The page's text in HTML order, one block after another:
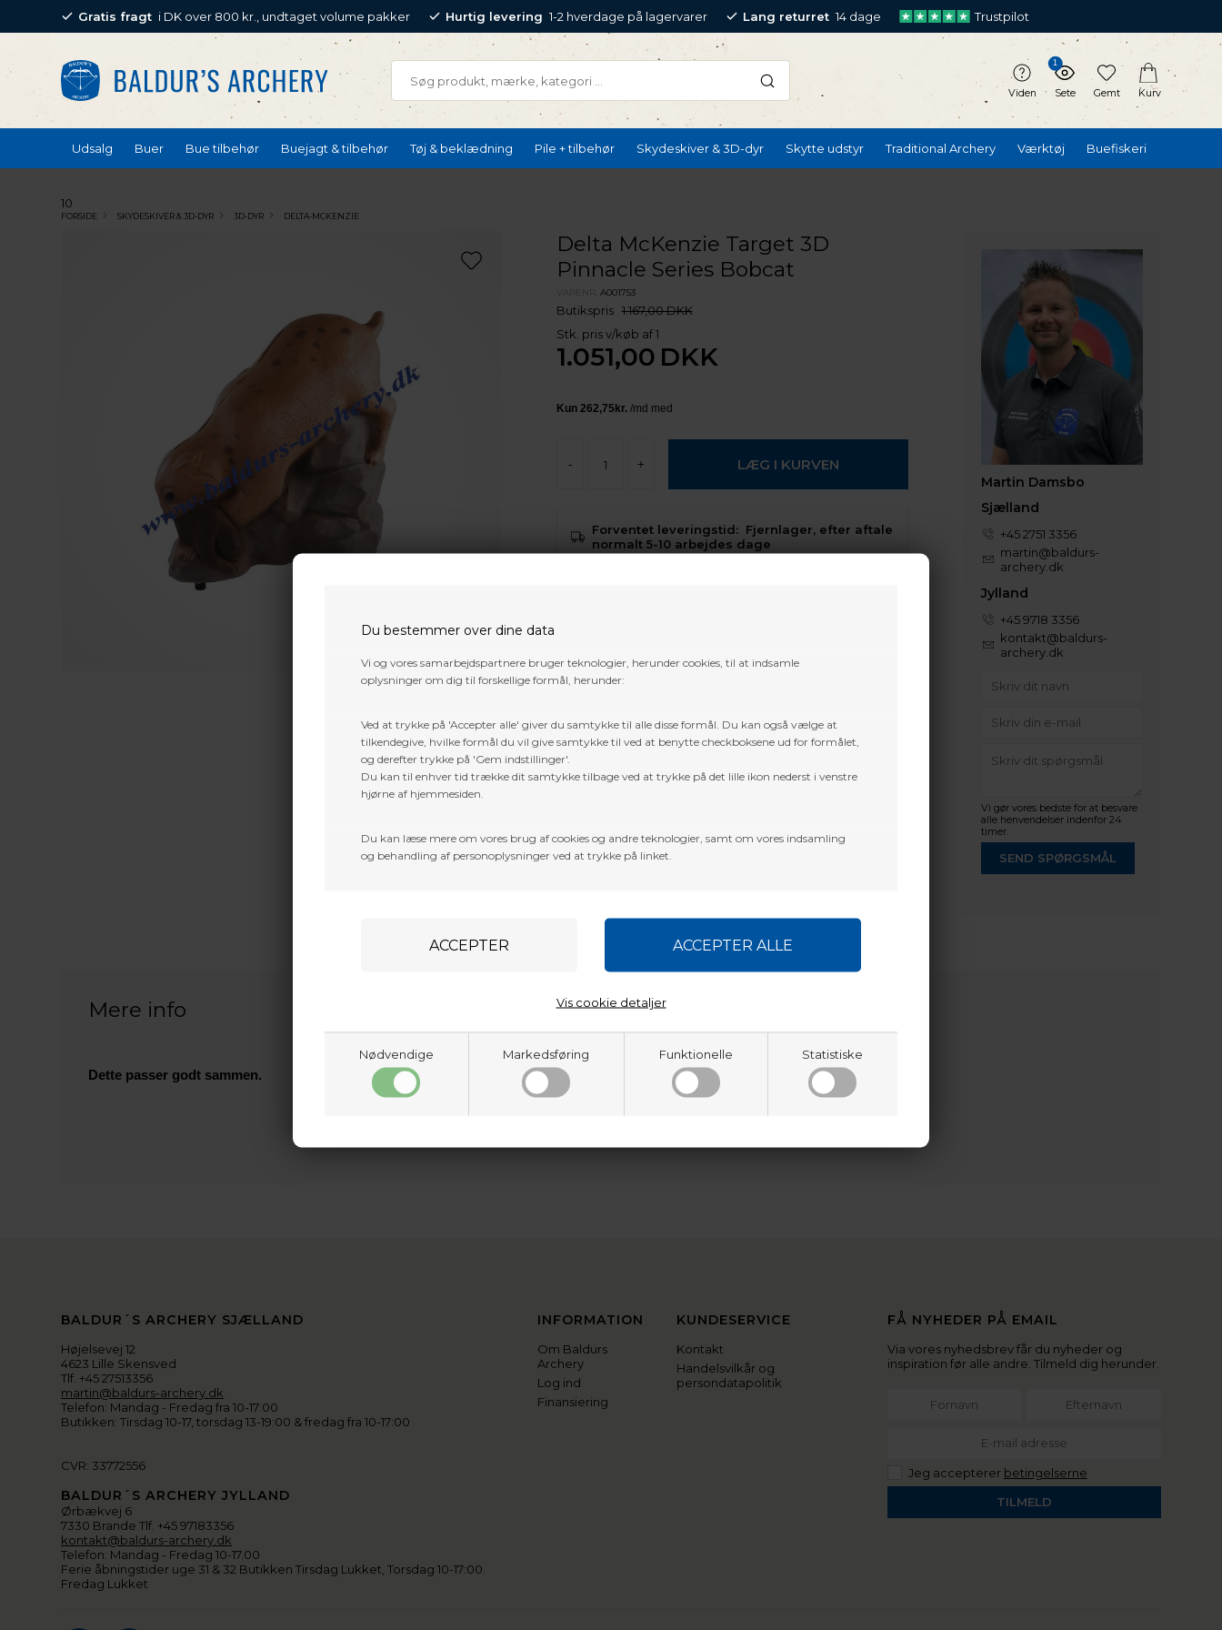
Du bestemmer over dine data
Vi og vores samarbejdspartnere bruger teknologier, herunder cookies, til at indsamle
oplysninger om dig til forskellige formål, herunder:
Ved at trykke på 'Accepter alle' giver du samtykke til alle disse formål. Du kan også vælge at
tilkendegive, hvilke formål du vil give samtykke til ved at benytte checkboksene ud for formålet,
og derefter trykke på 'Gem indstillinger'.
Du kan til enhver tid trække dit samtykke tilbage ved at trykke på det lille ikon nederst i venstre
hjørne af hjemmesiden.
Du kan læse mere om vores brug af cookies og andre teknologier, samt om vores indsamling
og behandling af personoplysninger ved at trykke på linket.
Nødvendige Markedsføring Funktionelle Statistiske
Vis cookie detaljer
Gratis fragt i DK over 800 kr., undtaget volume pakker Hurtig levering 1-2 hverdage på lagervarer Lang returret 14 dage Trustpilot
Viden
1
Sete Gemt Kurv
Udsalg Buer Bue tilbehør Buejagt & tilbehør Tøj & beklædning Pile + tilbehør Skydeskiver & 3D-dyr Skytte udstyr Traditional Archery Værktøj Buefiskeri
10
FORSIDE SKYDESKIVER & 3D-DYR 3D-DYR DELTA-MCKENZIE
Delta McKenzie Target 3D
Pinnacle Series Bobcat
A001753
Butikspris 1.167,00 DKK
Stk. pris v/køb af 1
1.051,00 DKK
- +
Forventet leveringstid: Fjernlager, efter aftale
normalt 5-10 arbejdes dage
Martin Damsbo
Sjælland
+45 2751 3356
martin@baldurs-
archery.dk
Jylland
+45 9718 3356
kontakt@baldurs-
archery.dk
Vi gør vores bedste for at besvare
alle henvendelser indenfor 24
timer.
SEND SPØRGSMÅL
Mere info
Dette passer godt sammen.
BALDUR´S ARCHERY SJÆLLAND
Højelsevej 12
4623 Lille Skensved
Tlf. +45 27513356
martin@baldurs-archery.dk
Telefon: Mandag - Fredag fra 10-17:00
Butikken: Tirsdag 10-17, torsdag 13-19:00 & fredag fra 10-17:00
CVR: 33772556
BALDUR´S ARCHERY JYLLAND
Ørbækvej 6
7330 Brande Tlf. +45 97183356
kontakt@baldurs-archery.dk
Telefon: Mandag - Fredag 10-17.00
Ferie åbningstider uge 31 & 32 Butikken Tirsdag Lukket, Torsdag 10-17:00.
Fredag Lukket
INFORMATION
Om Baldurs
Archery
Log ind
Finansiering
KUNDESERVICE
Kontakt
Handelsvilkår og
persondatapolitik
FÅ NYHEDER PÅ EMAIL
Via vores nyhedsbrev får du nyheder og
inspiration før alle andre. Tilmeld dig herunder.
Jeg accepterer betingelserne